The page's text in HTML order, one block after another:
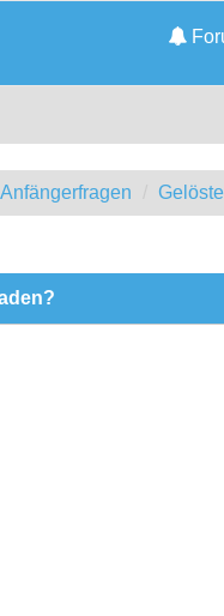
Anfängerfragen